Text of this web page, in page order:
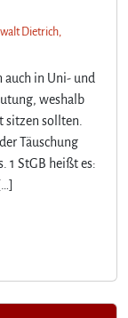
Dietrich,
auch in Uni- und
weshalb
sollten.
Täuschung
1 StGB heißt es: